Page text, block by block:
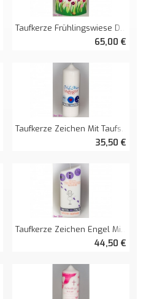
Taufkerze Frühlingswiese Doppelt Oval Abg.
65,00 €
Taufkerze Zeichen Mit Taufspruch Maritim
35,50 €
Taufkerze Zeichen Engel Mit Taufspruch Oval Abg.
44,50 €